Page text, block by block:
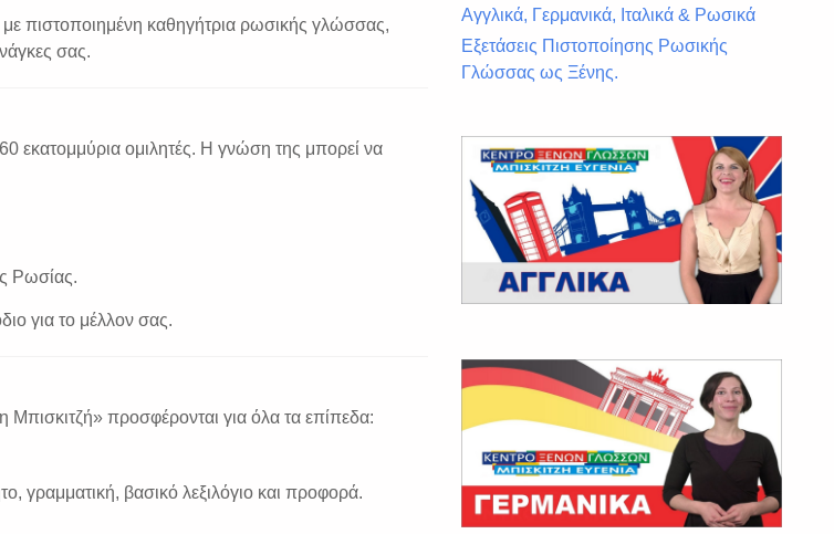
πιστοποιημένη καθηγήτρια ρωσικής γλώσσας,
σας.
εκατομμύρια ομιλητές. Η γνώση της μπορεί να
Ρωσίας.
για το μέλλον σας.
προσφέρονται για όλα τα επίπεδα:
γραμματική, βασικό λεξιλόγιο και προφορά.
Αγγλικά, Γερμανικά, Ιταλικά & Ρωσικά
Εξετάσεις Πιστοποίησης Ρωσικής
Γλώσσας ως Ξένης.